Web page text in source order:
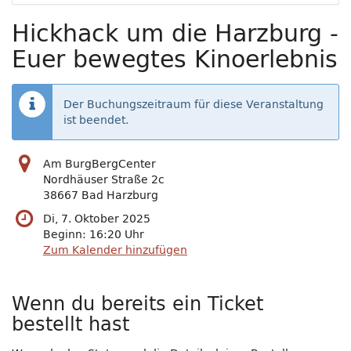
Hickhack um die Harzburg -
Euer bewegtes Kinoerlebnis
Der Buchungszeitraum für diese Veranstaltung
ist beendet.
Am BurgBergCenter
Nordhäuser Straße 2c
38667 Bad Harzburg
Di, 7. Oktober 2025
Beginn: 16:20 Uhr
Zum Kalender hinzufügen
Wenn du bereits ein Ticket
bestellt hast